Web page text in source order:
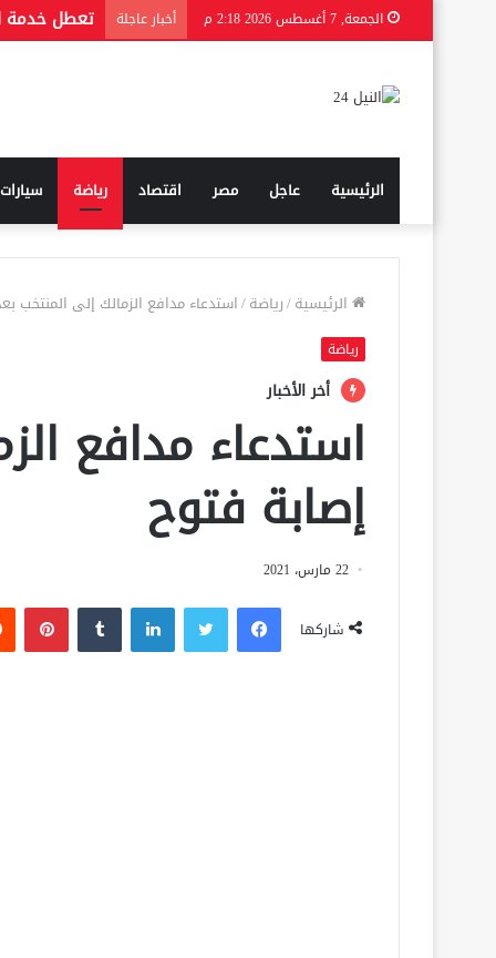
الجمعة, 7 أغسطس 2026 2:18 م أخبار عاجلة
الرئيسية عاجل مصر اقتصاد رياضة سيارات
الرئيسية/رياضة/استدعاء مدافع الزمالك إلى المنتخب
رياضة
أخر الأخبار
استدعاء مدافع
إصابة فتوح
22 مارس، 2021
شاركها
فيسبوك لينكدإن بينتيريست